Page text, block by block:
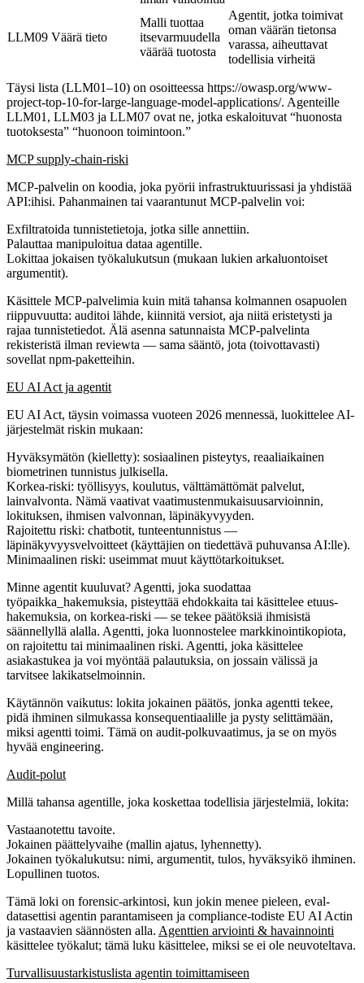
LLM09 Väärä tieto
Malli tuottaa
itsevarmuudella
väärää tuotosta
Agentit, jotka toimivat
oman väärän tietonsa
varassa, aiheuttavat
todellisia virheitä
Täysi lista (LLM01–10) on osoitteessa https://owasp.org/www-
project-top-10-for-large-language-model-applications/. Agenteille
LLM01, LLM03 ja LLM07 ovat ne, jotka eskaloituvat “huonosta
tuotoksesta” “huonoon toimintoon.”
MCP supply-chain-riski
MCP-palvelin on koodia, joka pyörii infrastruktuurissasi ja yhdistää
API:ihisi. Pahanmainen tai vaarantunut MCP-palvelin voi:
Exfiltratoida tunnistetietoja, jotka sille annettiin.
Palauttaa manipuloitua dataa agentille.
Lokittaa jokaisen työkalukutsun (mukaan lukien arkaluontoiset
argumentit).
Käsittele MCP-palvelimia kuin mitä tahansa kolmannen osapuolen
riippuvuutta: auditoi lähde, kiinnitä versiot, aja niitä eristetysti ja
rajaa tunnistetiedot. Älä asenna satunnaista MCP-palvelinta
rekisteristä ilman reviewta — sama sääntö, jota (toivottavasti)
sovellat npm-paketteihin.
EU AI Act ja agentit
EU AI Act, täysin voimassa vuoteen 2026 mennessä, luokittelee AI-
järjestelmät riskin mukaan:
Hyväksymätön (kielletty): sosiaalinen pisteytys, reaaliaikainen
biometrinen tunnistus julkisella.
Korkea-riski: työllisyys, koulutus, välttämättömät palvelut,
lainvalvonta. Nämä vaativat vaatimustenmukaisuusarvioinnin,
lokituksen, ihmisen valvonnan, läpinäkyvyyden.
Rajoitettu riski: chatbotit, tunteentunnistus —
läpinäkyvyysvelvoitteet (käyttäjien on tiedettävä puhuvansa AI:lle).
Minimaalinen riski: useimmat muut käyttötarkoitukset.
Minne agentit kuuluvat? Agentti, joka suodattaa
työpaikka_hakemuksia, pisteyttää ehdokkaita tai käsittelee etuus-
hakemuksia, on korkea-riski — se tekee päätöksiä ihmisistä
säännellyllä alalla. Agentti, joka luonnostelee markkinointikopiota,
on rajoitettu tai minimaalinen riski. Agentti, joka käsittelee
asiakastukea ja voi myöntää palautuksia, on jossain välissä ja
tarvitsee lakikatselmoinnin.
Käytännön vaikutus: lokita jokainen päätös, jonka agentti tekee,
pidä ihminen silmukassa konsequentiaalille ja pysty selittämään,
miksi agentti toimi. Tämä on audit-polkuvaatimus, ja se on myös
hyvää engineering.
Audit-polut
Millä tahansa agentille, joka koskettaa todellisia järjestelmiä, lokita:
Vastaanotettu tavoite.
Jokainen päättelyvaihe (mallin ajatus, lyhennetty).
Jokainen työkalukutsu: nimi, argumentit, tulos, hyväksyikö ihminen.
Lopullinen tuotos.
Tämä loki on forensic-arkintosi, kun jokin menee pieleen, eval-
datasettisi agentin parantamiseen ja compliance-todiste EU AI Actin
ja vastaavien säännösten alla. Agenttien arviointi & havainnointi
käsittelee työkalut; tämä luku käsittelee, miksi se ei ole neuvoteltava.
Turvallisuustarkistuslista agentin toimittamiseen